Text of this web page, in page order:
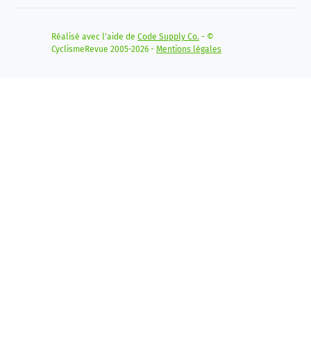
Réalisé avec l'aide de Code Supply Co. - ©
CyclismeRevue 2005-2026 - Mentions légales